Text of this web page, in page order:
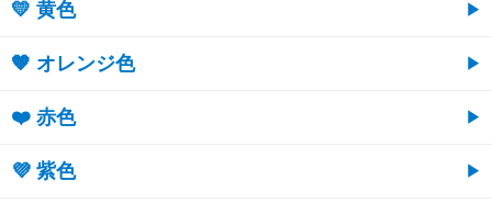
💛 黄色
🧡 オレンジ色
❤️ 赤色
💜 紫色